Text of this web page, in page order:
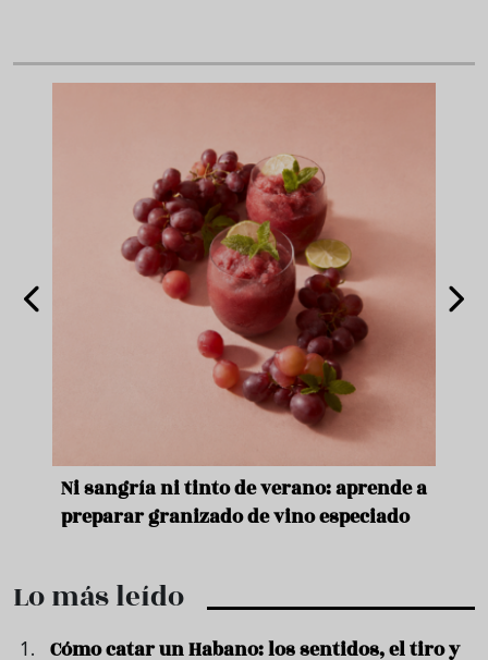
Ni sangría ni tinto de verano: aprende a
preparar granizado de vino especiado
Lo más leído
Cómo catar un Habano: los sentidos, el tiro y